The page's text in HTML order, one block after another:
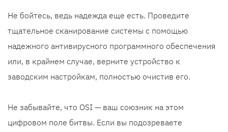
Не бойтесь, ведь надежда еще есть. Проведите
тщательное сканирование системы с помощью
надежного антивирусного программного обеспечения
или, в крайнем случае, верните устройство к
заводским настройкам, полностью очистив его.
Не забывайте, что OSI — ваш союзник на этом
цифровом поле битвы. Если вы подозреваете